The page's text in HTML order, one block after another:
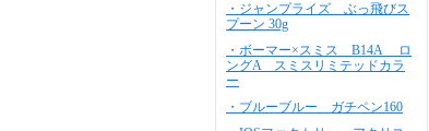
・ジャンプライズ ぶっ飛びス
プーン 30g
・ボーマー×スミス B14A ロ
ングA スミスリミテッドカラ
ー
・ブルーブルー ガチペン160